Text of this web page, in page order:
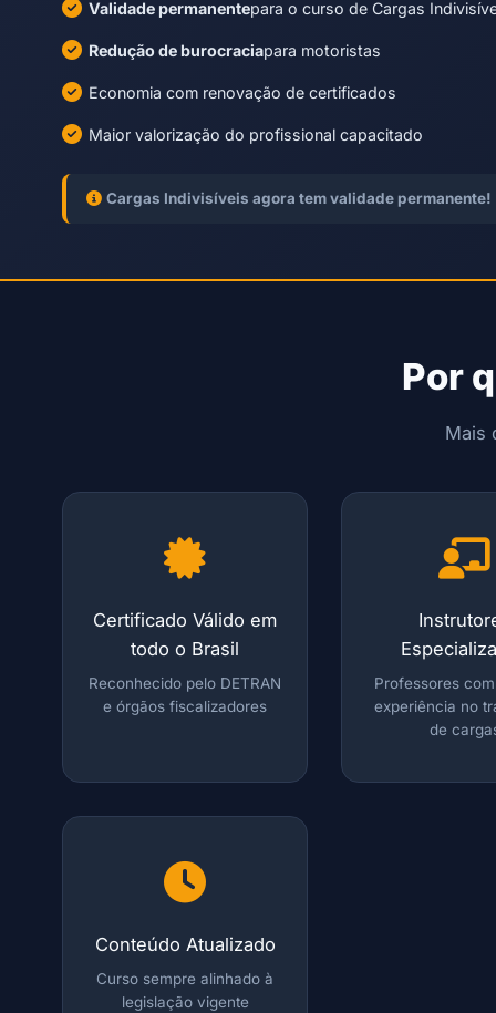
Validade permanentepara o curso de Cargas
Redução de burocraciapara motoristas
Economia com renovação de certificados
Maior valorização do profissional capacitado
Cargas Indivisíveis agora tem validade permanente!
Por
Mais
Certificado Válido em
todo o Brasil
Reconhecido pelo DETRAN
e órgãos fiscalizadores
Professores
experiência no
de
Conteúdo Atualizado
Curso sempre alinhado à
legislação vigente